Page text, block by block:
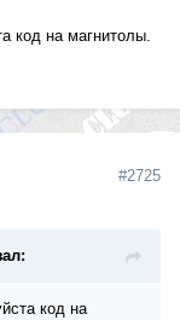
код на магнитолы.
#2725
код на